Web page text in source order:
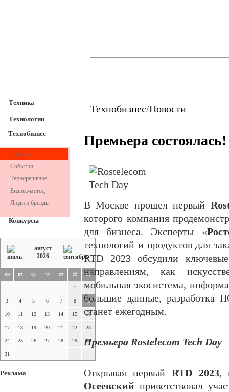
Техника
Технологии
Технобизнес
Новости
События
Технорешение
Бизнес-метод
Люди и бренды
Конкурсы
август
2026
пн вт ср чт пт сб вс
1 2
3 4 5 6 7 8 9
10 11 12 13 14 15 16
17 18 19 20 21 22 23
24 25 26 27 28 29 30
31
Реклама
Технобизнес/Новости
Премьера состоялась!
В Москве прошел первый
которого компания
для бизнеса. Эксперты «
технологий и продуктов для
RTD 2023 обсудили
направлениям, как
мобильная экосистема,
большие данные, разработка
станет ежегодным.
Премьера Rostelecom Tech Day
Открывая первый RTD 2023,
Осеевский приветствовал